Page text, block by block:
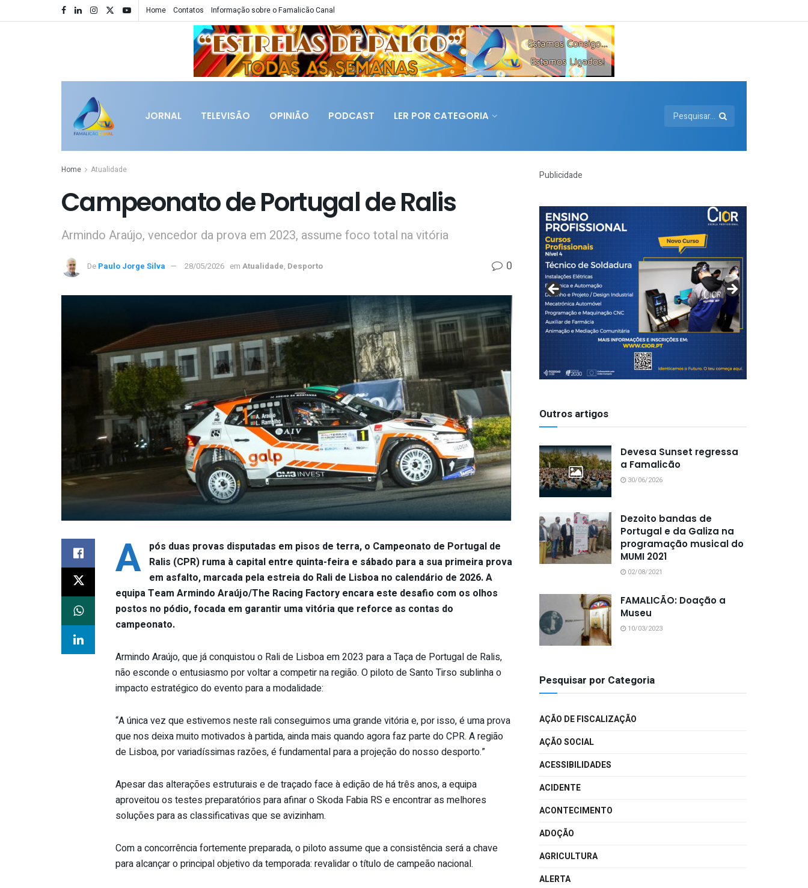
Home Contatos Informação sobre o Famalicão Canal
JORNAL TELEVISÃO OPINIÃO PODCAST LER POR CATEGORIA
Home Atualidade
Campeonato de Portugal de Ralis
Armindo Araújo, vencedor da prova em 2023, assume foco total na vitória
De Paulo Jorge Silva 28/05/2026 em Atualidade, Desporto 0
A pós duas provas disputadas em pisos de terra, o Campeonato de Portugal de
Ralis (CPR) ruma à capital entre quinta-feira e sábado para a sua primeira prova
em asfalto, marcada pela estreia do Rali de Lisboa no calendário de 2026. A
equipa Team Armindo Araújo/The Racing Factory encara este desafio com os olhos
postos no pódio, focada em garantir uma vitória que reforce as contas do
campeonato.
Armindo Araújo, que já conquistou o Rali de Lisboa em 2023 para a Taça de Portugal de Ralis,
não esconde o entusiasmo por voltar a competir na região. O piloto de Santo Tirso sublinha o
impacto estratégico do evento para a modalidade:
“A única vez que estivemos neste rali conseguimos uma grande vitória e, por isso, é uma prova
que nos deixa muito motivados à partida, ainda mais quando agora faz parte do CPR. A região
de Lisboa, por variadíssimas razões, é fundamental para a projeção do nosso desporto.”
Apesar das alterações estruturais e de traçado face à edição de há três anos, a equipa
aproveitou os testes preparatórios para afinar o Skoda Fabia RS e encontrar as melhores
soluções para as classificativas que se avizinham.
Com a concorrência fortemente preparada, o piloto assume que a consistência será a chave
para alcançar o principal objetivo da temporada: revalidar o título de campeão nacional.
Publicidade
Outros artigos
Devesa Sunset regressa
a Famalicão
30/06/2026
Dezoito bandas de
Portugal e da Galiza na
programação musical do
MUMI 2021
02/08/2021
FAMALICÃO: Doação a
Museu
10/03/2023
Pesquisar por Categoria
AÇÃO DE FISCALIZAÇÃO
AÇÃO SOCIAL
ACESSIBILIDADES
ACIDENTE
ACONTECIMENTO
ADOÇÃO
AGRICULTURA
ALERTA